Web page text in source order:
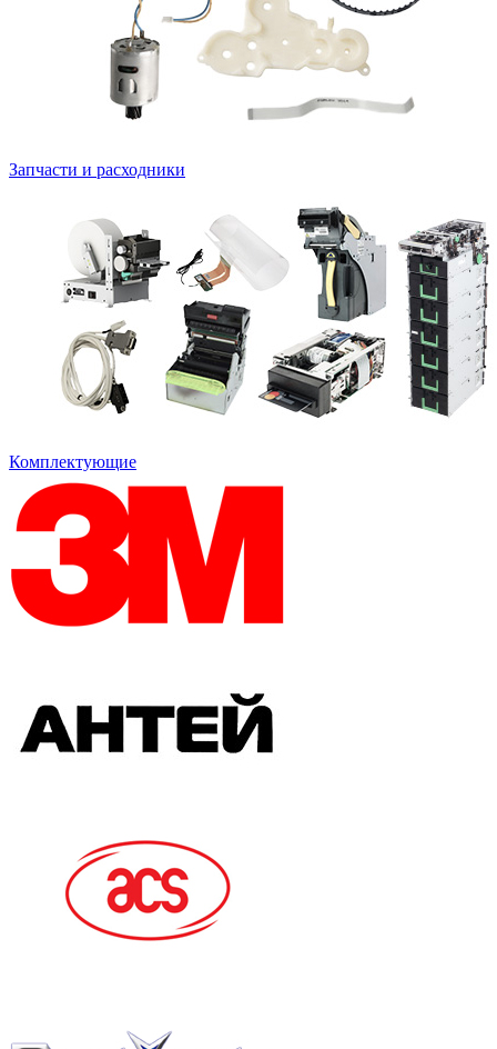
Запчасти и расходники
Комплектующие